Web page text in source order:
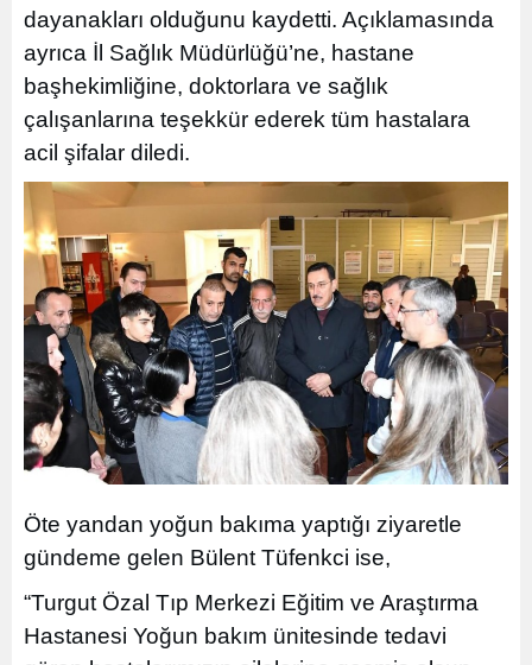
dayanakları olduğunu kaydetti. Açıklamasında
ayrıca İl Sağlık Müdürlüğü’ne, hastane
başhekimliğine, doktorlara ve sağlık
çalışanlarına teşekkür ederek tüm hastalara
acil şifalar diledi.
Öte yandan yoğun bakıma yaptığı ziyaretle
gündeme gelen Bülent Tüfenkci ise,
“Turgut Özal Tıp Merkezi Eğitim ve Araştırma
Hastanesi Yoğun bakım ünitesinde tedavi